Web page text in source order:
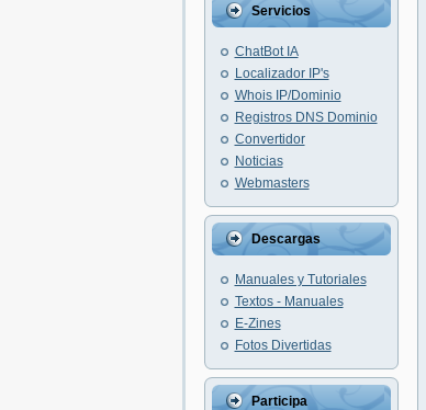
Servicios
ChatBot IA
Localizador IP's
Whois IP/Dominio
Registros DNS Dominio
Convertidor
Noticias
Webmasters
Descargas
Manuales y Tutoriales
Textos - Manuales
E-Zines
Fotos Divertidas
Participa